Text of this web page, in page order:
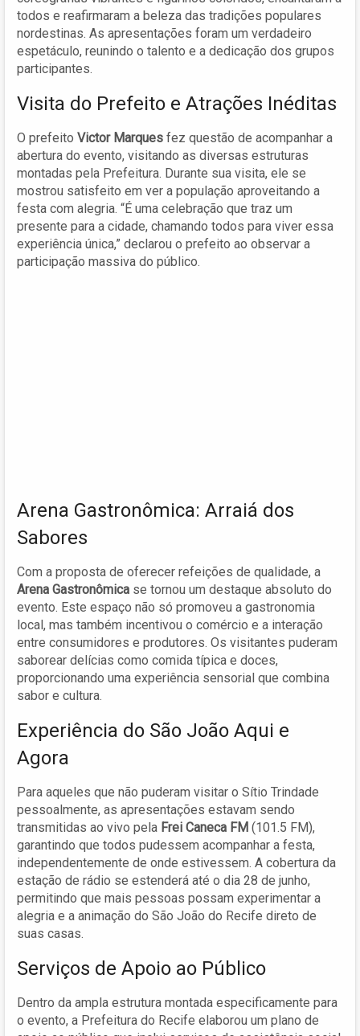
todos e reafirmaram a beleza das tradições populares
nordestinas. As apresentações foram um verdadeiro
espetáculo, reunindo o talento e a dedicação dos grupos
participantes.
Visita do Prefeito e Atrações Inéditas
O prefeito Victor Marques fez questão de acompanhar a
abertura do evento, visitando as diversas estruturas
montadas pela Prefeitura. Durante sua visita, ele se
mostrou satisfeito em ver a população aproveitando a
festa com alegria. “É uma celebração que traz um
presente para a cidade, chamando todos para viver essa
experiência única,” declarou o prefeito ao observar a
participação massiva do público.
Arena Gastronômica: Arraiá dos
Sabores
Com a proposta de oferecer refeições de qualidade, a
Arena Gastronômica se tornou um destaque absoluto do
evento. Este espaço não só promoveu a gastronomia
local, mas também incentivou o comércio e a interação
entre consumidores e produtores. Os visitantes puderam
saborear delícias como comida típica e doces,
proporcionando uma experiência sensorial que combina
sabor e cultura.
Experiência do São João Aqui e
Agora
Para aqueles que não puderam visitar o Sítio Trindade
pessoalmente, as apresentações estavam sendo
transmitidas ao vivo pela Frei Caneca FM (101.5 FM),
garantindo que todos pudessem acompanhar a festa,
independentemente de onde estivessem. A cobertura da
estação de rádio se estenderá até o dia 28 de junho,
permitindo que mais pessoas possam experimentar a
alegria e a animação do São João do Recife direto de
suas casas.
Serviços de Apoio ao Público
Dentro da ampla estrutura montada especificamente para
o evento, a Prefeitura do Recife elaborou um plano de